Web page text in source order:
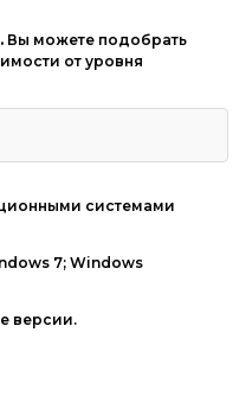
Вы можете подобрать
от уровня
системами
7; Windows
версии.